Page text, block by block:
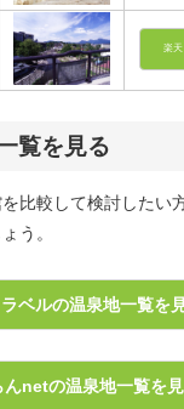
楽
覧を見る
比較して検討したい
う。
ベルの温泉地一覧を
んnetの温泉地一覧を